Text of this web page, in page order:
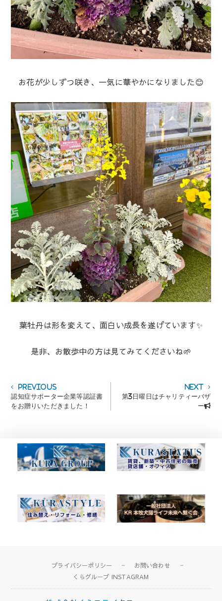
お花が少しずつ咲き、一気に華やかになりました😊
葉牡丹は形を変えて、面白い成長を遂げています✨
是非、お散歩中の方は見てみてくださいね🌱
投
稿
ナ
ー
シ
ョ
PreviousPrevious
post:
認知症サポーター企業等認証書
をお贈りいただきました！
Next
post:
第3日曜日はチャリティーバザ
ー📢
プライバシーポリシー
お問い合わせ
くらグループ INSTAGRAM